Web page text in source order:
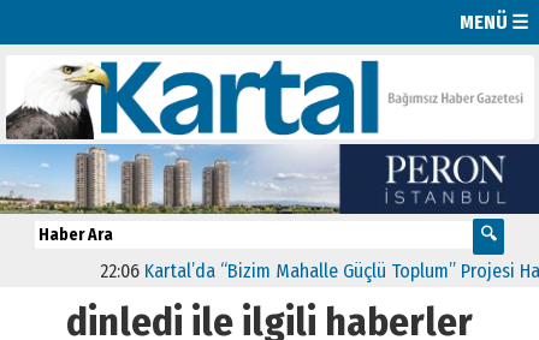
MENÜ ☰
22:06 Kartal’da “Bizim Mahalle Güçlü Toplum” Projesi
dinledi ile ilgili haberler